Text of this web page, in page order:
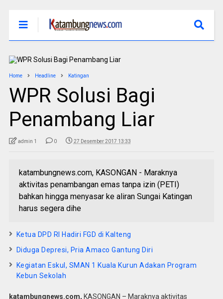
Home Headline Katingan
WPR Solusi Bagi
Penambang Liar
admin 1 0 27 Desember 2017 13:33
katambungnews.com, KASONGAN - Maraknya
aktivitas penambangan emas tanpa izin (PETI)
bahkan hingga menyasar ke aliran Sungai Katingan
harus segera dihe
Ketua DPD RI Hadiri FGD di Kalteng
Diduga Depresi, Pria Amaco Gantung Diri
Kegiatan Eskul, SMAN 1 Kuala Kurun Adakan Program
Kebun Sekolah
katambungnews.com, KASONGAN – Maraknya aktivitas